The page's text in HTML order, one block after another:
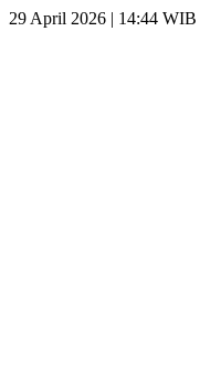
29 April 2026 | 14:44 WIB